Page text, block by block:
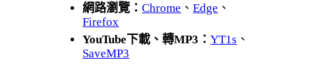
網路瀏覽：Chrome 、Edge 、
Firefox
YouTube下載、轉MP3：YT1s 、
SaveMP3